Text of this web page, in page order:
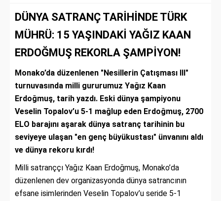
DÜNYA SATRANÇ TARİHİNDE TÜRK
MÜHRÜ: 15 YAŞINDAKİ YAĞIZ KAAN
ERDOĞMUŞ REKORLA ŞAMPİYON!
Monako’da düzenlenen "Nesillerin Çatışması III"
turnuvasında milli gururumuz Yağız Kaan
Erdoğmuş, tarih yazdı. Eski dünya şampiyonu
Veselin Topalov’u 5-1 mağlup eden Erdoğmuş, 2700
ELO barajını aşarak dünya satranç tarihinin bu
seviyeye ulaşan "en genç büyükustası" ünvanını aldı
ve dünya rekoru kırdı!
Milli satranççı Yağız Kaan Erdoğmuş, Monako’da
düzenlenen dev organizasyonda dünya satrancının
efsane isimlerinden Veselin Topalov’u seride 5-1